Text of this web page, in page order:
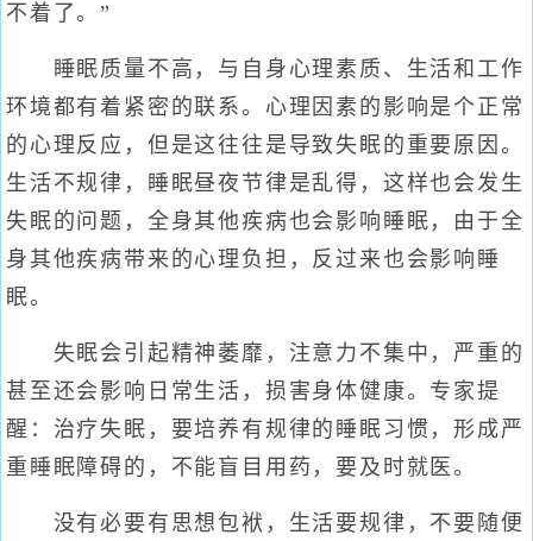
不着了。”
睡眠质量不高，与自身心理素质、生活和工作
环境都有着紧密的联系。心理因素的影响是个正常
的心理反应，但是这往往是导致失眠的重要原因。
生活不规律，睡眠昼夜节律是乱得，这样也会发生
失眠的问题，全身其他疾病也会影响睡眠，由于全
身其他疾病带来的心理负担，反过来也会影响睡
眠。
失眠会引起精神萎靡，注意力不集中，严重的
甚至还会影响日常生活，损害身体健康。专家提
醒：治疗失眠，要培养有规律的睡眠习惯，形成严
重睡眠障碍的，不能盲目用药，要及时就医。
没有必要有思想包袱，生活要规律，不要随便